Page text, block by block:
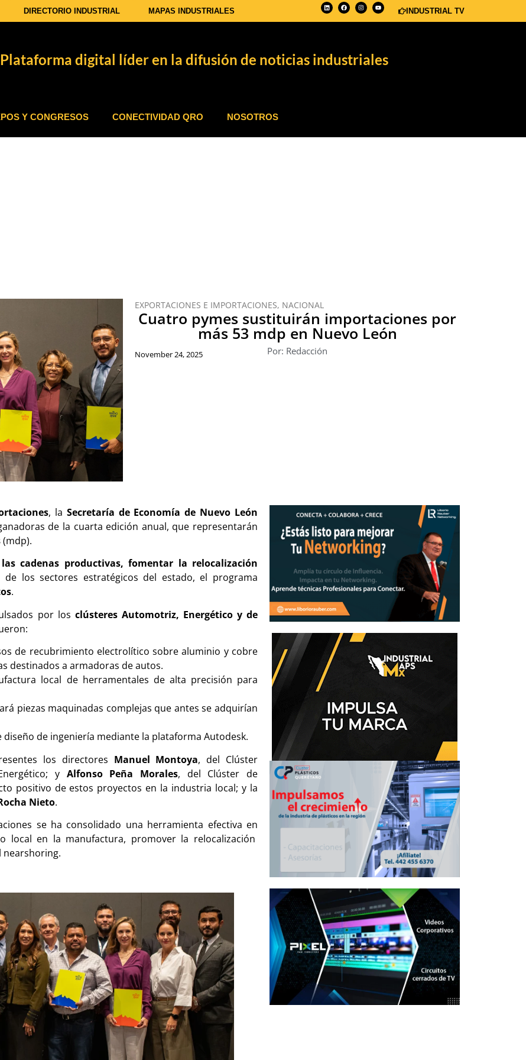
DIRECTORIO INDUSTRIAL MAPAS INDUSTRIALES INDUSTRIAL TV
Plataforma digital líder en la difusión de noticias industriales
Y CONGRESOS CONECTIVIDAD QRO NOSOTROS
EXPORTACIONES E IMPORTACIONES, NACIONAL
Cuatro pymes sustituirán importaciones por
más 53 mdp en Nuevo León
Por: Redacción
November 24, 2025
, la Secretaría de Economía de Nuevo León
de la cuarta edición anual, que representarán
(mdp).
cadenas productivas, fomentar la relocalización
de los sectores estratégicos del estado, el programa
.
por los clústeres Automotriz, Energético y de
de recubrimiento electrolítico sobre aluminio y cobre
destinados a armadoras de autos.
local de herramentales de alta precisión para
piezas maquinadas complejas que antes se adquirían
diseño de ingeniería mediante la plataforma Autodesk.
los directores Manuel Montoya, del Clúster
y Alfonso Peña Morales, del Clúster de
positivo de estos proyectos en la industria local; y la
Nieto.
se ha consolidado una herramienta efectiva en
local en la manufactura, promover la relocalización
nearshoring.